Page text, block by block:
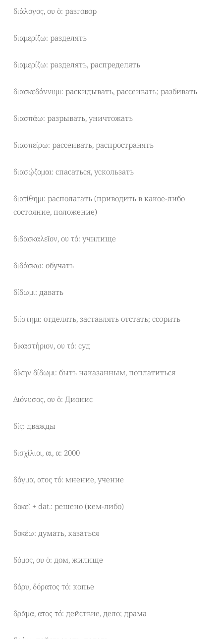
διάλογος, ου ὁ: разговор
διαμερίζω: разделять
διαμερίζω: разделять, распределять
διασκεδάννυμι: раскидывать, рассеивать; разбивать
διασπάω: разрывать, уничтожать
διασπείρω: рассеивать, распространять
διασῴζομαι: спасаться, ускользать
διατίθημι: располагать (приводить в какое-либо
состояние, положение)
διδασκαλεῖον, ου τό: училище
διδάσκω: обучать
δίδωμι: давать
διίστημι: отделять, заставлять отстать; ссорить
δικαστήριον, ου τό: суд
δίκην δίδωμι: быть наказанным, поплатиться
Διόνυσος, ου ὁ: Дионис
δίς: дважды
δισχίλιοι, αι, α: 2000
δόγμα, ατος τό: мнение, учение
δοκεῖ + dat.: решено (кем-либо)
δοκέω: думать, казаться
δόμος, ου ὁ: дом, жилище
δόρυ, δόρατος τό: копье
δρᾶμα, ατος τό: действие, дело; драма